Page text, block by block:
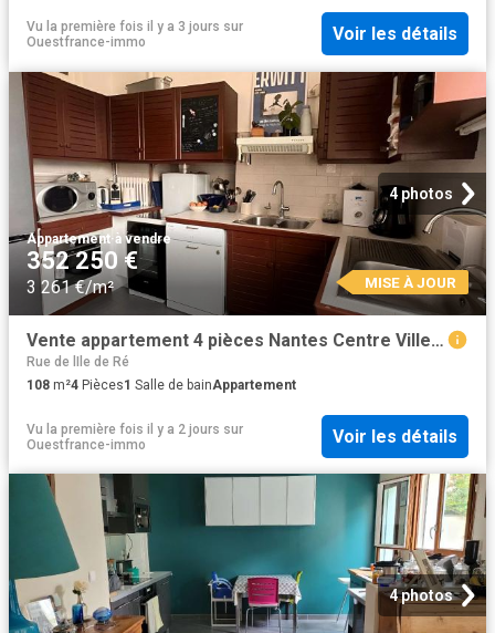
Vu la première fois il y a 3 jours sur
Ouestfrance-immo
Voir les détails
4 photos
Appartement·à vendre
352 250 €
3 261 €/m² MISE À JOUR
Vente appartement 4 pièces Nantes Centre Ville 44
Rue de lIle de Ré
108 m²4 Pièces1 Salle de bainAppartement
Vu la première fois il y a 2 jours sur
Ouestfrance-immo
Voir les détails
4 photos